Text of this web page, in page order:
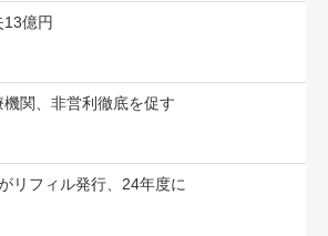
億円
関、非営利徹底を促す
リフィル発行、24年度に